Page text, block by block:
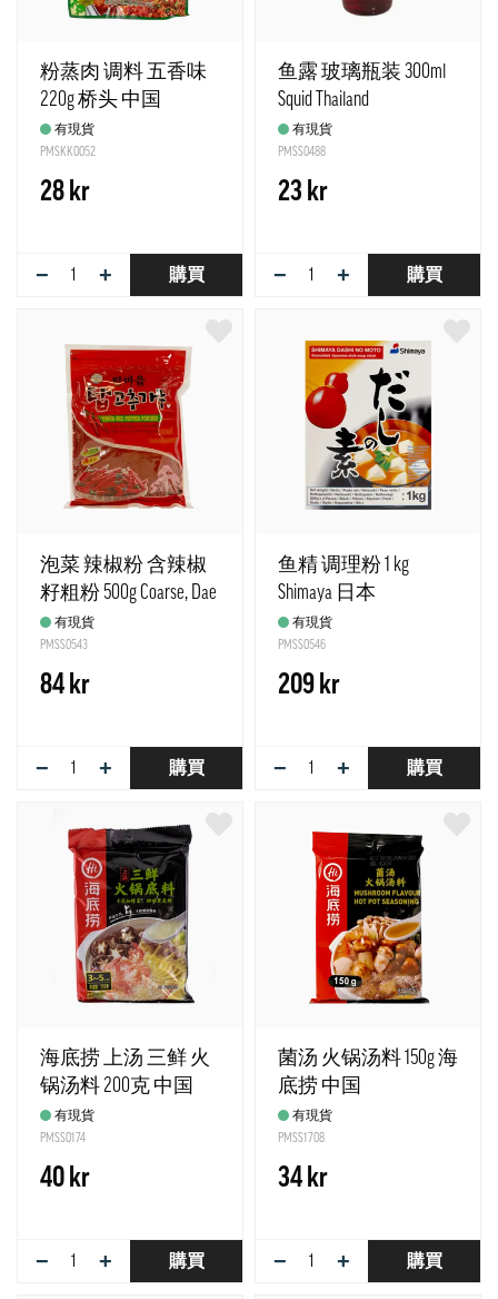
粉蒸肉 调料 五香味
220g 桥头 中国
有現貨
PMSKK0052
28 kr
− + 購買
鱼露 玻璃瓶装 300ml
Squid Thailand
有現貨
PMSS0488
23 kr
− + 購買
泡菜 辣椒粉 含辣椒
籽粗粉 500g Coarse, Dae
Kyung - 中国
有現貨
PMSS0543
84 kr
− + 購買
鱼精 调理粉 1 kg
Shimaya 日本
有現貨
PMSS0546
209 kr
− + 購買
海底捞 上汤 三鲜 火
锅汤料 200克 中国
有現貨
PMSS0174
40 kr
− + 購買
菌汤 火锅汤料 150g 海
底捞 中国
有現貨
PMSS1708
34 kr
− + 購買